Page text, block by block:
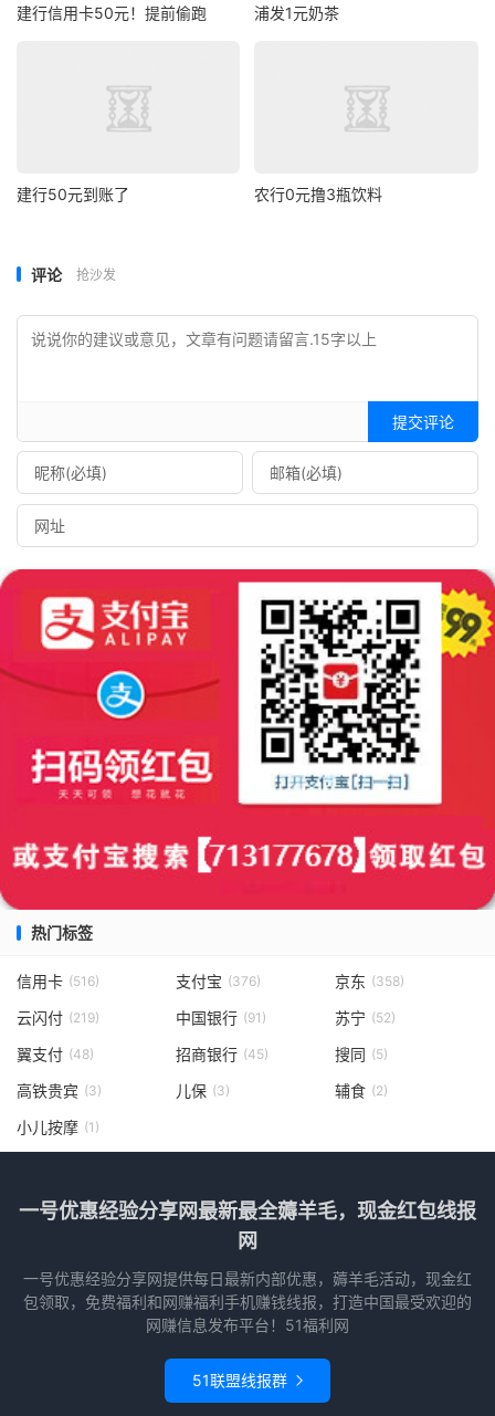
建行信用卡50元！提前偷跑 浦发1元奶茶
建行50元到账了 农行0元撸3瓶饮料
评论 抢沙发
提交评论
热门标签
信用卡 (516) 支付宝 (376) 京东 (358)
云闪付 (219) 中国银行 (91) 苏宁 (52)
翼支付 (48) 招商银行 (45) 搜同 (5)
高铁贵宾 (3) 儿保 (3) 辅食 (2)
小儿按摩 (1)
一号优惠经验分享网最新最全薅羊毛，现金红包线报
网
一号优惠经验分享网提供每日最新内部优惠，薅羊毛活动，现金红
包领取，免费福利和网赚福利手机赚钱线报，打造中国最受欢迎的
网赚信息发布平台！51福利网
51联盟线报群 